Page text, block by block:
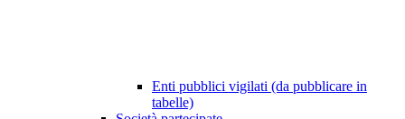
Enti pubblici vigilati (da pubblicare in
tabelle)